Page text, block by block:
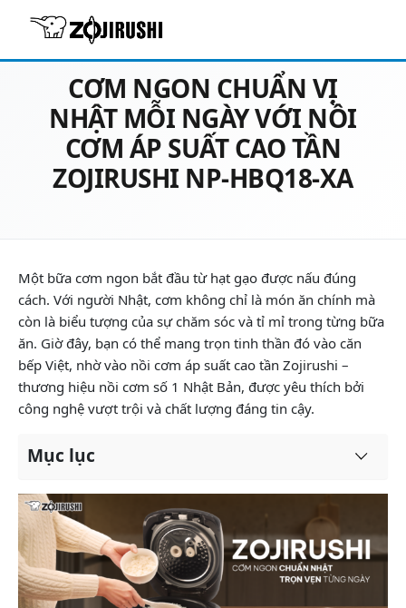
CƠM NGON CHUẨN VỊ
NHẬT MỖI NGÀY VỚI NỒI
CƠM ÁP SUẤT CAO TẦN
ZOJIRUSHI NP-HBQ18-XA
Một bữa cơm ngon bắt đầu từ hạt gạo được nấu đúng
cách. Với người Nhật, cơm không chỉ là món ăn chính mà
còn là biểu tượng của sự chăm sóc và tỉ mỉ trong từng bữa
ăn. Giờ đây, bạn có thể mang trọn tinh thần đó vào căn
bếp Việt, nhờ vào nồi cơm áp suất cao tần Zojirushi –
thương hiệu nồi cơm số 1 Nhật Bản, được yêu thích bởi
công nghệ vượt trội và chất lượng đáng tin cậy.
Mục lục